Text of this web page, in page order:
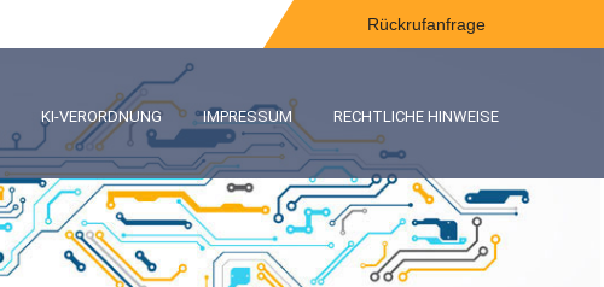
Rückrufanfrage
KI-VERORDNUNG IMPRESSUM RECHTLICHE HINWEISE